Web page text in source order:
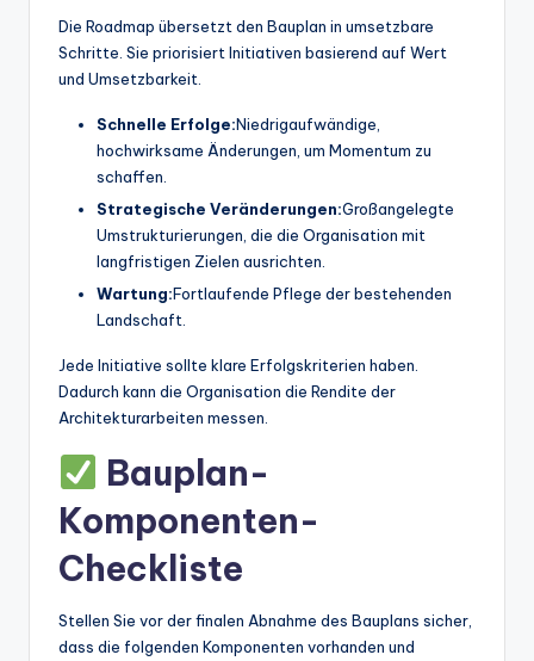
Die Roadmap übersetzt den Bauplan in umsetzbare
Schritte. Sie priorisiert Initiativen basierend auf Wert
und Umsetzbarkeit.
Schnelle Erfolge:Niedrigaufwändige,
hochwirksame Änderungen, um Momentum zu
schaffen.
Strategische Veränderungen:Großangelegte
Umstrukturierungen, die die Organisation mit
langfristigen Zielen ausrichten.
Wartung:Fortlaufende Pflege der bestehenden
Landschaft.
Jede Initiative sollte klare Erfolgskriterien haben.
Dadurch kann die Organisation die Rendite der
Architekturarbeiten messen.
Bauplan-
Komponenten-
Checkliste
Stellen Sie vor der finalen Abnahme des Bauplans sicher,
dass die folgenden Komponenten vorhanden und